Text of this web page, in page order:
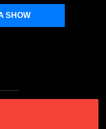
SHOW